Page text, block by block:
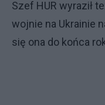
Szef HUR wyraził
wojnie na Ukrainie
się ona do końca